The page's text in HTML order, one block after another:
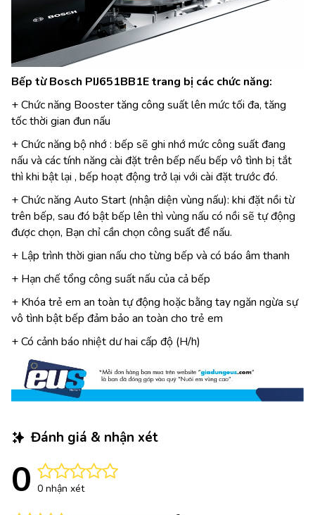
Bếp từ Bosch PIJ651BB1E trang bị các chức năng:
+ Chức năng Booster tăng công suất lên mức tối đa, tăng
tốc thời gian đun nấu
+ Chức năng bộ nhớ : bếp sẽ ghi nhớ mức công suất đang
nấu và các tính năng cài đặt trên bếp nếu bếp vô tình bị tắt
thì khi bật lại , bếp hoạt động trở lại với cài đặt trước đó.
+ Chức năng Auto Start (nhận diện vùng nấu): khi đặt nồi từ
trên bếp, sau đó bật bếp lên thì vùng nấu có nồi sẽ tự động
được chọn, Bạn chỉ cần chọn công suất để nấu.
+ Lập trình thời gian nấu cho từng bếp và có báo âm thanh
+ Hạn chế tổng công suất nấu của cả bếp
+ Khóa trẻ em an toàn tự động hoặc bằng tay ngăn ngừa sự
vô tình bật bếp đảm bảo an toàn cho trẻ em
+ Có cảnh báo nhiệt dư hai cấp độ (H/h)
Đánh giá & nhận xét
0 0 nhận xét